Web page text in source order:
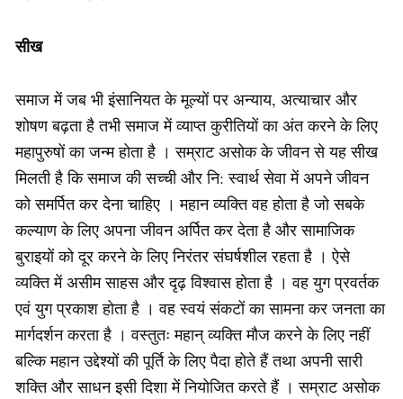
सीख
समाज में जब भी इंसानियत के मूल्यों पर अन्याय, अत्याचार और
शोषण बढ़ता है तभी समाज में व्याप्त कुरीतियों का अंत करने के लिए
महापुरुषों का जन्म होता है । सम्राट असोक के जीवन से यह सीख
मिलती है कि समाज की सच्ची और नि: स्वार्थ सेवा में अपने जीवन
को समर्पित कर देना चाहिए । महान व्यक्ति वह होता है जो सबके
कल्याण के लिए अपना जीवन अर्पित कर देता है और सामाजिक
बुराइयों को दूर करने के लिए निरंतर संघर्षशील रहता है । ऐसे
व्यक्ति में असीम साहस और दृढ़ विश्वास होता है । वह युग प्रवर्तक
एवं युग प्रकाश होता है । वह स्वयं संकटों का सामना कर जनता का
मार्गदर्शन करता है । वस्तुतः महान् व्यक्ति मौज करने के लिए नहीं
बल्कि महान उद्देश्यों की पूर्ति के लिए पैदा होते हैं तथा अपनी सारी
शक्ति और साधन इसी दिशा में नियोजित करते हैं । सम्राट असोक